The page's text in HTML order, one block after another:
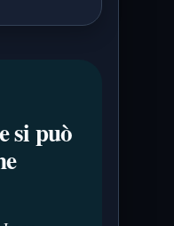
si può